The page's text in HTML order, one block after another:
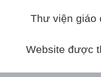
Thư viện giáo
Website được